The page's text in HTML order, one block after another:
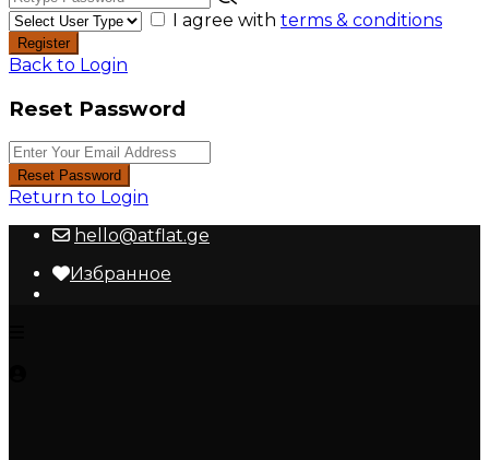
I agree with terms & conditions
Register
Back to Login
Reset Password
Reset Password
Return to Login
hello@atflat.ge
Избранное